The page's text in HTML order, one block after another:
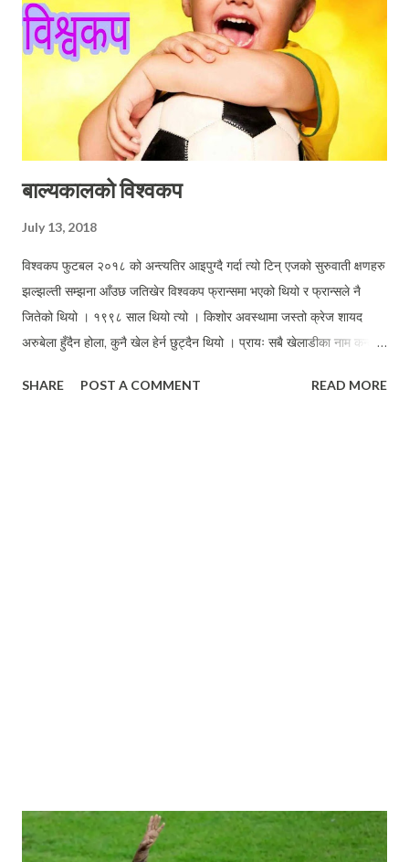
र रोपाहारको अभावमा बाँझो पल्टन तयार भईरहेको यथार्थता हामीले भुल्नु हुँदैन ।
एकदिन रोपाँईको मज्जा लुट्नेले धानको फसल...
बाल्यकालको विश्वकप
July 13, 2018
विश्वकप फुटबल २०१८ को अन्त्यतिर आइपुग्दै गर्दा त्यो टिन् एजको सुरुवाती क्षणहरु
झल्झल्ती सम्झना आँउछ जतिखेर विश्वकप फ्रान्समा भएको थियो र फ्रान्सले नै
जितेको थियो । १९९८ साल थियो त्यो । किशोर अवस्थामा जस्तो क्रेज शायद
अरुबेला हुँदैन होला, कुनै खेल हेर्न छुट्दैन थियो । प्रायः सबै खेलाडीका नाम कन्ठष्थ
बाटिस्टुटा त्यतिखेर चर्चित नामहरु थिए । सेमी फाइनल खेल ब्राजिल र नेदर्ल्यान्ड्स
SHARE POST A COMMENT READ MORE